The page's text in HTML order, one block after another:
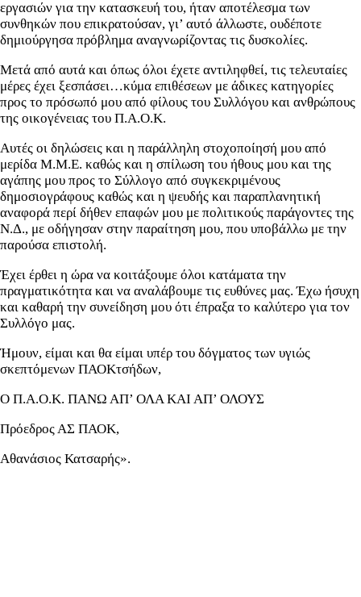
εργασιών για την κατασκευή του, ήταν αποτέλεσμα των
συνθηκών που επικρατούσαν, γι’ αυτό άλλωστε, ουδέποτε
δημιούργησα πρόβλημα αναγνωρίζοντας τις δυσκολίες.
Μετά από αυτά και όπως όλοι έχετε αντιληφθεί, τις τελευταίες
μέρες έχει ξεσπάσει…κύμα επιθέσεων με άδικες κατηγορίες
προς το πρόσωπό μου από φίλους του Συλλόγου και ανθρώπους
της οικογένειας του Π.Α.Ο.Κ.
Αυτές οι δηλώσεις και η παράλληλη στοχοποίησή μου από
μερίδα Μ.Μ.Ε. καθώς και η σπίλωση του ήθους μου και της
αγάπης μου προς το Σύλλογο από συγκεκριμένους
δημοσιογράφους καθώς και η ψευδής και παραπλανητική
αναφορά περί δήθεν επαφών μου με πολιτικούς παράγοντες της
Ν.Δ., με οδήγησαν στην παραίτηση μου, που υποβάλλω με την
παρούσα επιστολή.
Έχει έρθει η ώρα να κοιτάξουμε όλοι κατάματα την
πραγματικότητα και να αναλάβουμε τις ευθύνες μας. Έχω ήσυχη
και καθαρή την συνείδηση μου ότι έπραξα το καλύτερο για τον
Συλλόγο μας.
Ήμουν, είμαι και θα είμαι υπέρ του δόγματος των υγιώς
σκεπτόμενων ΠΑΟΚτσήδων,
Ο Π.Α.Ο.Κ. ΠΑΝΩ ΑΠ’ ΟΛΑ ΚΑΙ ΑΠ’ ΟΛΟΥΣ
Πρόεδρος ΑΣ ΠΑΟΚ,
Αθανάσιος Κατσαρής».